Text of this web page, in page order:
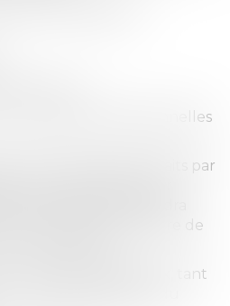
en considération
des époux ;
situation professionnelles
choix professionnels faits par
la vie commune pour
et du temps qu'il faudra
favoriser la carrière de
de la sienne ;
prévisible des époux, tant
après la liquidation du